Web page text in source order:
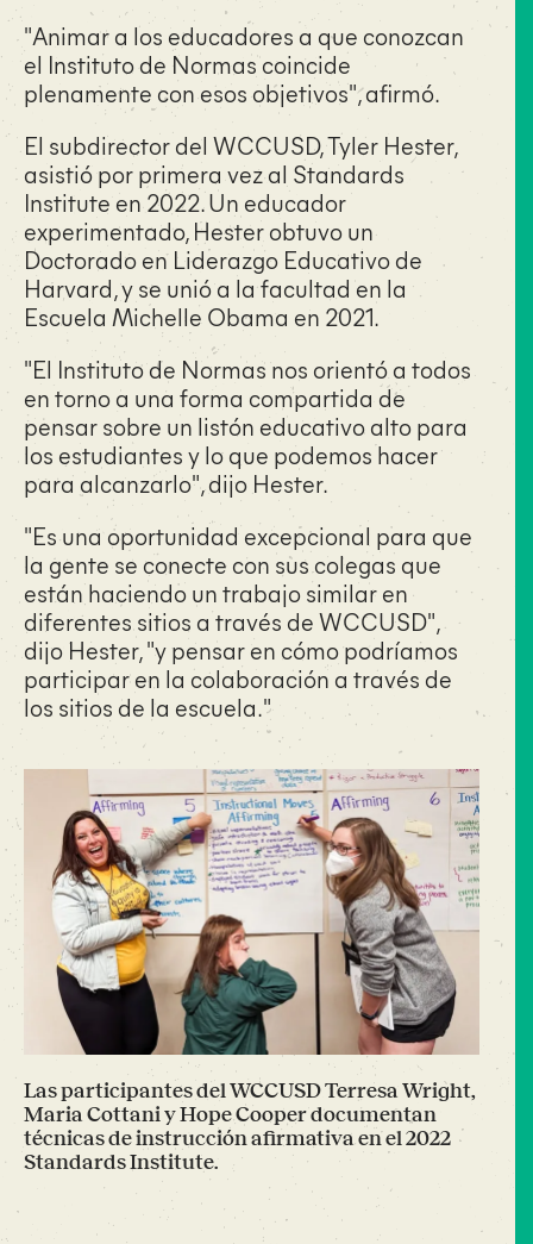
"Animar a los educadores a que conozcan
el Instituto de Normas coincide
plenamente con esos objetivos", afirmó.
El subdirector del WCCUSD, Tyler Hester,
asistió por primera vez al Standards
Institute en 2022. Un educador
experimentado, Hester obtuvo un
Doctorado en Liderazgo Educativo de
Harvard, y se unió a la facultad en la
Escuela Michelle Obama en 2021.
"El Instituto de Normas nos orientó a todos
en torno a una forma compartida de
pensar sobre un listón educativo alto para
los estudiantes y lo que podemos hacer
para alcanzarlo", dijo Hester.
"Es una oportunidad excepcional para que
la gente se conecte con sus colegas que
están haciendo un trabajo similar en
diferentes sitios a través de WCCUSD",
dijo Hester, "y pensar en cómo podríamos
participar en la colaboración a través de
los sitios de la escuela."
Las participantes del WCCUSD Terresa Wright,
Maria Cottani y Hope Cooper documentan
técnicas de instrucción afirmativa en el 2022
Standards Institute.